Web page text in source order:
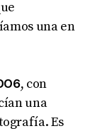
una en
, con
una
Es